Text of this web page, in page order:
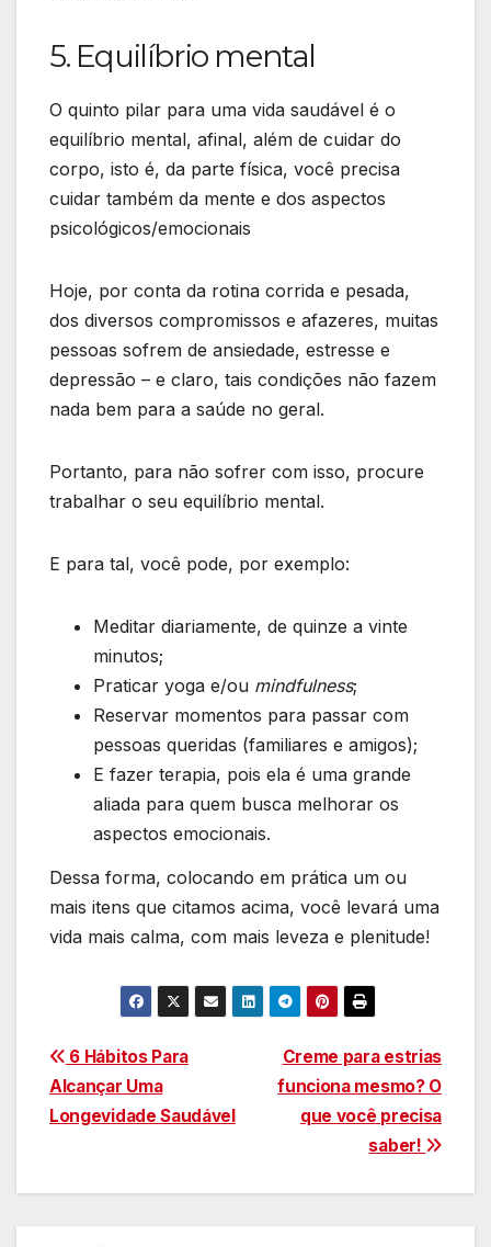
5. Equilíbrio mental
O quinto pilar para uma vida saudável é o
equilíbrio mental, afinal, além de cuidar do
corpo, isto é, da parte física, você precisa
cuidar também da mente e dos aspectos
psicológicos/emocionais
Hoje, por conta da rotina corrida e pesada,
dos diversos compromissos e afazeres, muitas
pessoas sofrem de ansiedade, estresse e
depressão – e claro, tais condições não fazem
nada bem para a saúde no geral.
Portanto, para não sofrer com isso, procure
trabalhar o seu equilíbrio mental.
E para tal, você pode, por exemplo:
Meditar diariamente, de quinze a vinte
minutos;
Praticar yoga e/ou mindfulness;
Reservar momentos para passar com
pessoas queridas (familiares e amigos);
E fazer terapia, pois ela é uma grande
aliada para quem busca melhorar os
aspectos emocionais.
Dessa forma, colocando em prática um ou
mais itens que citamos acima, você levará uma
vida mais calma, com mais leveza e plenitude!
Navegação
de
Creme para estrias
funciona mesmo? O
que você precisa
saber!
6 Hábitos Para
Alcançar Uma
Longevidade Saudável